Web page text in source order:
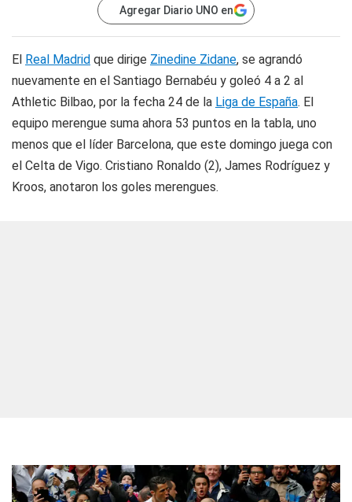
Agregar Diario UNO en
El Real Madrid que dirige Zinedine Zidane, se agrandó
nuevamente en el Santiago Bernabéu y goleó 4 a 2 al
Athletic Bilbao, por la fecha 24 de la Liga de España. El
equipo merengue suma ahora 53 puntos en la tabla, uno
menos que el líder Barcelona, que este domingo juega con
el Celta de Vigo. Cristiano Ronaldo (2), James Rodríguez y
Kroos, anotaron los goles merengues.